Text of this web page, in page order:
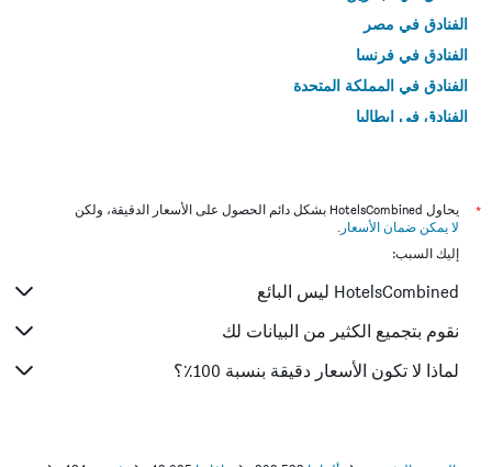
الفنادق في مصر
الفنادق في فرنسا
الفنادق في المملكة المتحدة
الفنادق في إيطاليا
*
يحاول HotelsCombined بشكل دائم الحصول على الأسعار الدقيقة، ولكن
لا يمكن ضمان الأسعار .
إليك السبب:
HotelsCombined ليس البائع
نقوم بتجميع الكثير من البيانات لك
لماذا لا تكون الأسعار دقيقة بنسبة 100٪؟